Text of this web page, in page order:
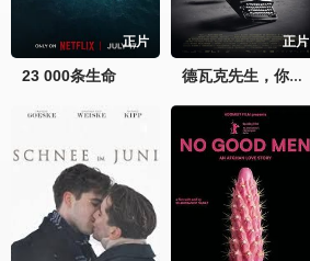
正片
23 000条生命
正片
德瓦克先生，你相信天使吗？